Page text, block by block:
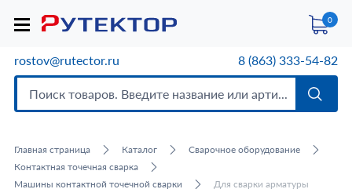
0
rostov@rutector.ru 8 (863) 333-54-82
Главная страница Каталог
Сварочное оборудование
Контактная точечная сварка
Машины контактной точечной сварки
Для сварки арматуры